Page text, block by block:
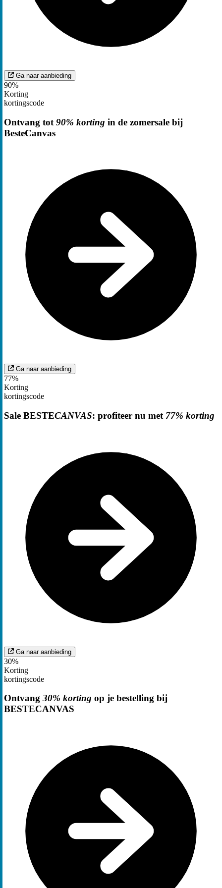
Ga naar aanbieding
90%
Korting
kortingscode
Ontvang tot 90% korting in de zomersale bij
BesteCanvas
Ga naar aanbieding
77%
Korting
kortingscode
Sale BESTECANVAS: profiteer nu met 77% korting
Ga naar aanbieding
30%
Korting
kortingscode
Ontvang 30% korting op je bestelling bij
BESTECANVAS